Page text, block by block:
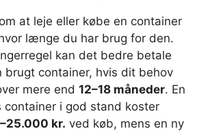
at leje eller købe en container
længe du har brug for den.
kan det bedre betale
brugt container, hvis dit behov
mere end 12–18 måneder. En
i god stand koster
kr. ved køb, mens en ny